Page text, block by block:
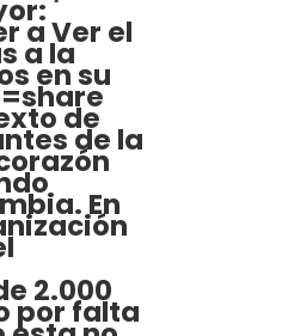
a Ver el
a la
en su
de
de la
En
2.000
por falta